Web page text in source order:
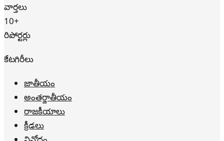
వార్తలు
10+
రిపోర్టర్లు
కేటగిరీలు
జాతీయం
అంతర్జాతీయం
రాజకీయాలు
క్రీడలు